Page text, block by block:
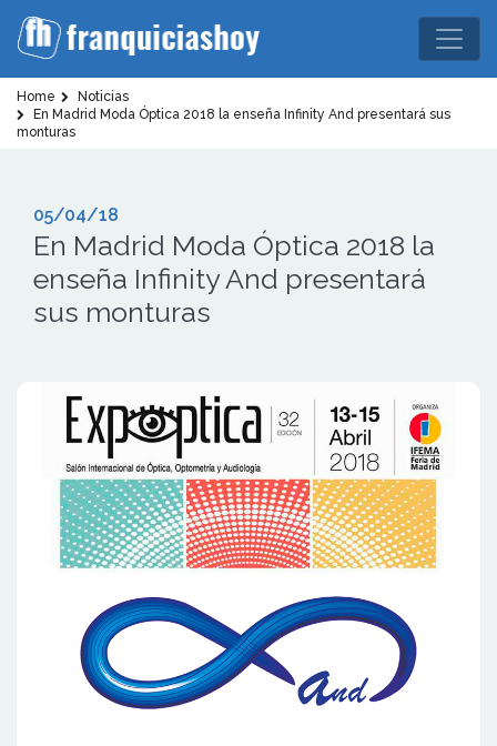
Home
Noticias
En Madrid Moda Óptica 2018 la enseña Infinity And presentará sus
monturas
05/04/18
En Madrid Moda Óptica 2018 la
enseña Infinity And presentará
sus monturas